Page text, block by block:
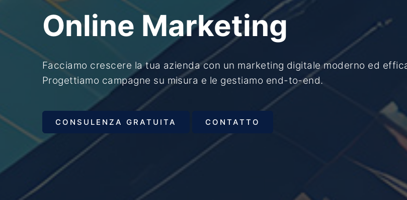
Online Marketing
Facciamo crescere la tua azienda con un marketing digitale moderno ed
Progettiamo campagne su misura e le gestiamo end-to-end.
CONSULENZA GRATUITA CONTATTO